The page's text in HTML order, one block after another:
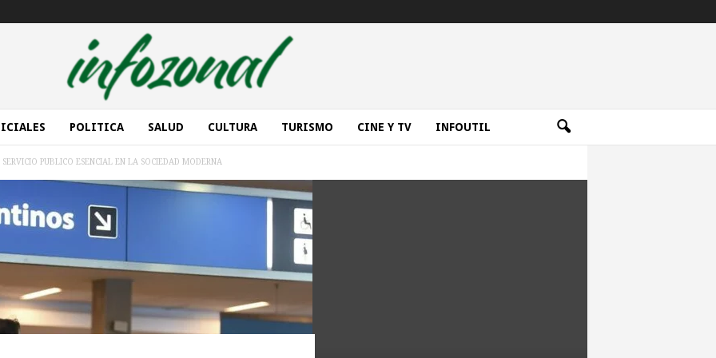
POLITICA SALUD CULTURA TURISMO CINE Y TV INFOUTIL
PUBLICO ESENCIAL EN LA SOCIEDAD MODERNA